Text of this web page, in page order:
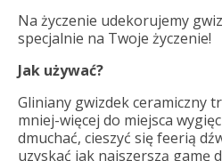
Na życzenie udekorujemy
specjalnie na Twoje życzenie!
Jak używać?
Gliniany gwizdek ceramiczny
mniej-więcej do miejsca
dmuchać, cieszyć się feerią
uzyskać jak najszerszą gamę